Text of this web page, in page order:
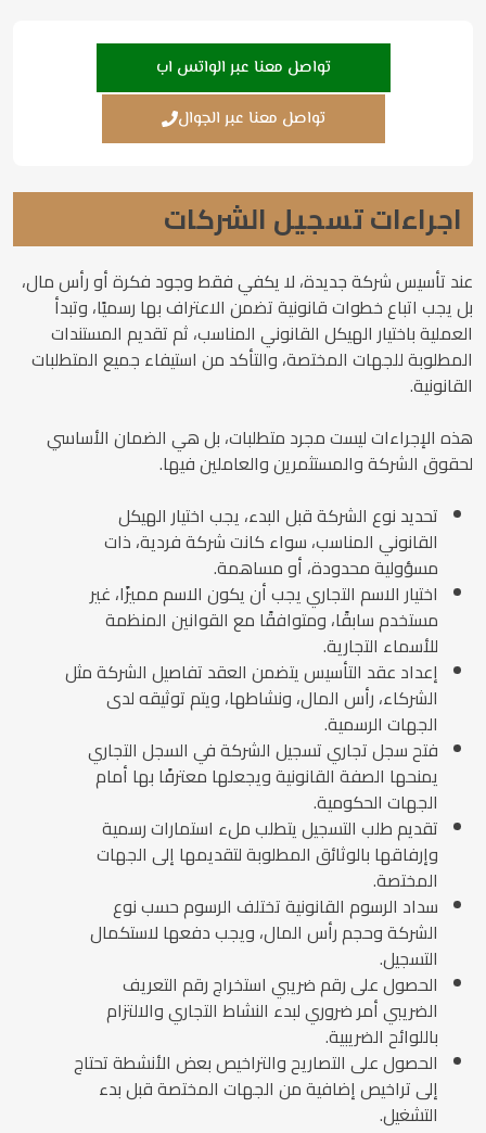
تواصل معنا عبر الواتس اب
تواصل معنا عبر الجوال
اجراءات تسجيل الشركات
عند تأسيس شركة جديدة، لا يكفي فقط وجود فكرة أو رأس مال،
بل يجب اتباع خطوات قانونية تضمن الاعتراف بها رسميًا، وتبدأ
العملية باختيار الهيكل القانوني المناسب، ثم تقديم المستندات
المطلوبة للجهات المختصة، والتأكد من استيفاء جميع المتطلبات
القانونية.
هذه الإجراءات ليست مجرد متطلبات، بل هي الضمان الأساسي
لحقوق الشركة والمستثمرين والعاملين فيها.
تحديد نوع الشركة قبل البدء، يجب اختيار الهيكل
القانوني المناسب، سواء كانت شركة فردية، ذات
مسؤولية محدودة، أو مساهمة.
اختيار الاسم التجاري يجب أن يكون الاسم مميزًا، غير
مستخدم سابقًا، ومتوافقًا مع القوانين المنظمة
للأسماء التجارية.
إعداد عقد التأسيس يتضمن العقد تفاصيل الشركة مثل
الشركاء، رأس المال، ونشاطها، ويتم توثيقه لدى
الجهات الرسمية.
فتح سجل تجاري تسجيل الشركة في السجل التجاري
يمنحها الصفة القانونية ويجعلها معترفًا بها أمام
الجهات الحكومية.
تقديم طلب التسجيل يتطلب ملء استمارات رسمية
وإرفاقها بالوثائق المطلوبة لتقديمها إلى الجهات
المختصة.
سداد الرسوم القانونية تختلف الرسوم حسب نوع
الشركة وحجم رأس المال، ويجب دفعها لاستكمال
التسجيل.
الحصول على رقم ضريبي استخراج رقم التعريف
الضريبي أمر ضروري لبدء النشاط التجاري والالتزام
باللوائح الضريبية.
الحصول على التصاريح والتراخيص بعض الأنشطة تحتاج
إلى تراخيص إضافية من الجهات المختصة قبل بدء
التشغيل.